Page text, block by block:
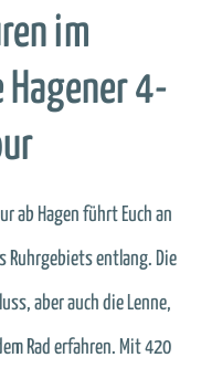
im
Hagener 4-
ab Hagen führt Euch an
Ruhrgebiets entlang. Die
aber auch die Lenne,
Rad erfahren. Mit 420